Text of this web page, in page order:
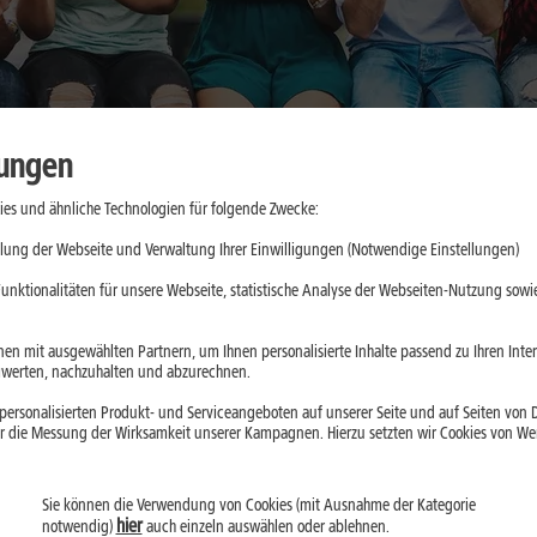
unterstützt
und
sinnvoll nutzt
Beurteilung
und ähnliche Technologien für folgende Zwecke:
der Webseite und Verwaltung Ihrer Einwilligungen (Notwendige Einstellungen)
für unsere Webseite, statistische Analyse der Webseiten-Nutzung
mit ausgewählten Partnern, um Ihnen personalisierte Inhalte passend zu Ihren
nachzuhalten und abzurechnen.
Produkt- und Serviceangeboten auf unserer Seite und auf Seiten von
Messung der Wirksamkeit unserer Kampagnen. Hierzu setzten wir Cookies von
Sie können die Verwendung von Cookies (mit Ausnahme der Kategorie
notwendig) hierauch einzeln auswählen oder ablehnen.